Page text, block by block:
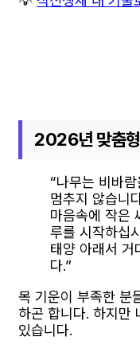
2026년 맞춤
“나무는 비바
멈추지 않습니
마음속에 작은
루를 시작하십
태양 아래서 거
다.”
목 기운이 부족한 분
하곤 합니다. 하지만
있습니다.